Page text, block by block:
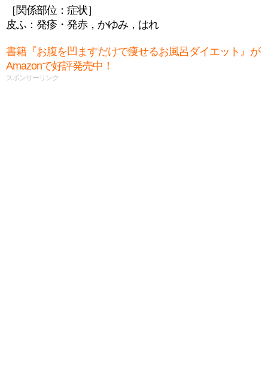
［関係部位：症状］
皮ふ：発疹・発赤，かゆみ，はれ
書籍『お腹を凹ますだけで痩せるお風呂ダイエット』が
Amazonで好評発売中！
スポンサーリンク